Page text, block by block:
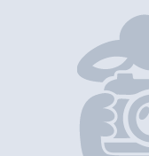
一葉小廚